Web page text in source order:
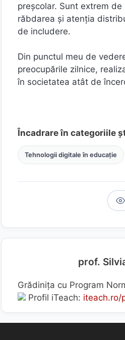
preşcolar. Sunt extrem
răbdarea şi atenţia
de includere.
Din punctul meu de
preocupările zilnice,
în societatea atât de
Încadrare în categoriile
Tehnologii digitale în educație
prof.
Grădinița cu Program
Profil iTeach: iteach.ro/